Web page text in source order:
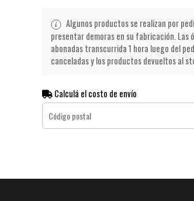
Algunos productos se realizan por
presentar demoras en su fabricación. Las
abonadas transcurrida 1 hora luego del
canceladas y los productos devueltos al
Calculá el costo de envío